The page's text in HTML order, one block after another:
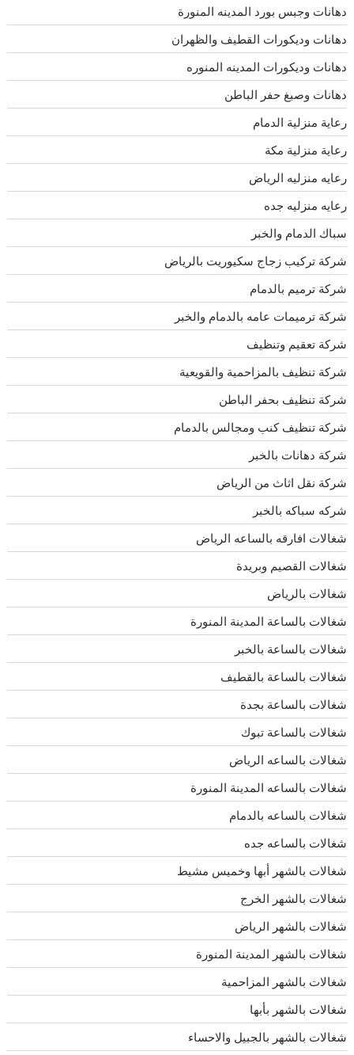
دهانات وجبس بورد المدينه المنورة
دهانات وديكورات القطيف والظهران
دهانات وديكورات المدينه المنوره
دهانات وصبغ حفر الباطن
رعاية منزلية الدمام
رعاية منزلية مكة
رعايه منزليه الرياض
رعايه منزليه جده
سباك الدمام والخبر
شركة تركيب زجاج سكيوريت بالرياض
شركة ترميم بالدمام
شركة ترميمات عامه بالدمام والخبر
شركة تعقيم وتنظيف
شركة تنظيف بالمزاحمية والقويعية
شركة تنظيف بحفر الباطن
شركة تنظيف كنب ومجالس بالدمام
شركة دهانات بالخبر
شركة نقل اثاث من الرياض
شركه سباكه بالخبر
شغالات افارقه بالساعه الرياض
شغالات القصيم وبريدة
شغالات بالرياض
شغالات بالساعة المدينة المنورة
شغالات بالساعة بالخبر
شغالات بالساعة بالقطيف
شغالات بالساعة بجدة
شغالات بالساعة تبوك
شغالات بالساعه الرياض
شغالات بالساعه المدينة المنورة
شغالات بالساعه بالدمام
شغالات بالساعه جده
شغالات بالشهر أبها وخميس مشيط
شغالات بالشهر الخرج
شغالات بالشهر الرياض
شغالات بالشهر المدينة المنورة
شغالات بالشهر المزاحمية
شغالات بالشهر بأبها
شغالات بالشهر بالجبيل والاحساء